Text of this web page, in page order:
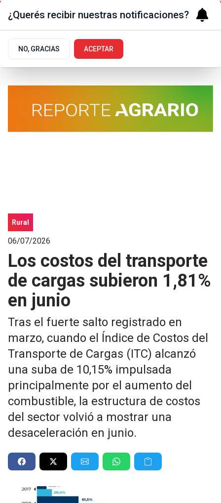
Rural
06/07/2026
Los costos del transporte
de cargas subieron 1,81%
en junio
Tras el fuerte salto registrado en
marzo, cuando el Índice de Costos del
Transporte de Cargas (ITC) alcanzó
una suba de 10,15% impulsada
principalmente por el aumento del
combustible, la estructura de costos
del sector volvió a mostrar una
desaceleración en junio.
¿Querés recibir nuestras notificaciones?
NO, GRACIAS ACEPTAR